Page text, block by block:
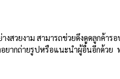
งสวยงาม สามารถช่วยดึงดูดลูกค้า
ยากถ่ายรูปหรือแนะนำผู้อื่นอีกด้วย